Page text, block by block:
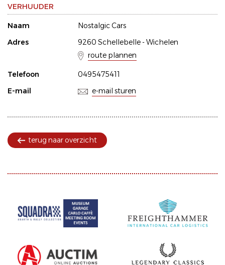
VERHUUDER
Naam
Nostalgic Cars
Adres
9260 Schellebelle - Wichelen
route plannen
Telefoon
0495475411
E-mail
e-mail sturen
terug naar overzicht